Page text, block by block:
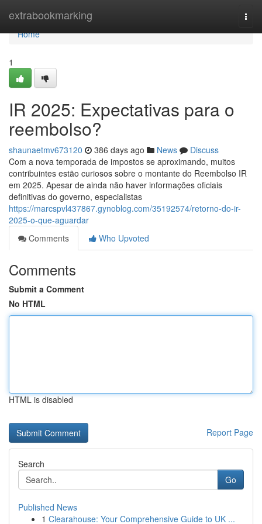
extrabookmarking
Home
Home
1
IR 2025: Expectativas para o
reembolso?
shaunaetmv673120 386 days ago News
Discuss
Com a nova temporada de impostos se aproximando, muitos
contribuintes estão curiosos sobre o montante do Reembolso IR
em 2025. Apesar de ainda não haver informações oficiais
definitivas do governo, especialistas
https://marcspvl437867.gynoblog.com/35192574/retorno-do-ir-
2025-o-que-aguardar
Comments
Who Upvoted
Comments
Submit a Comment
No HTML
HTML is disabled
Report Page
Search
Go
Published News
1 Clearahouse: Your Comprehensive Guide to UK ...